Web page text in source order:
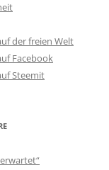
der freien Welt
Facebook
Steemit